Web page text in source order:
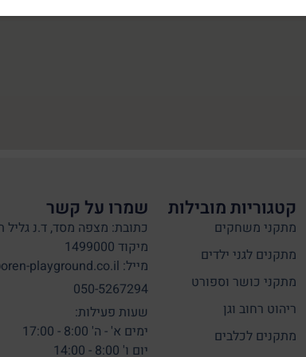
קטגוריות מובילות
מתקני משחקים
מתקנים לגני ילדים
מתקני כושר וספורט
ריהוט רחוב וגן
מתקנים לכלבים
שמרו על קשר
כתובת: מצפה מסד, ד.נ גליל
מיקוד 1499000
מייל: info@oren-playground.co.il
050-5267294
שעות פעילות:
ימים א' - ה' 8:00 - 17:00
יום ו' 8:00 - 14:00